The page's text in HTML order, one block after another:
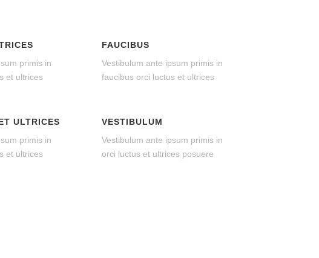
primis in
et ultrices
FAUCIBUS
Vestibulum ante ipsum primis in
faucibus orci luctus et ultrices
ULTRICES
primis in
et ultrices
VESTIBULUM
Vestibulum ante ipsum primis in
orci luctus et ultrices posuere